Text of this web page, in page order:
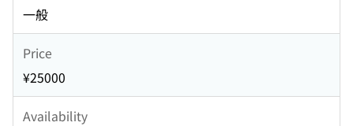
一般
Price
¥25000
Availability